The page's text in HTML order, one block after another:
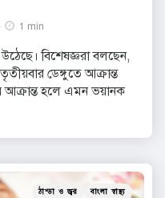
1 min
উঠেছে। বিশেষজ্ঞরা বলছেন,
ডেঙ্গুতে আক্রান্ত
আক্রান্ত হলে এমন ভয়ানক
Categories
Posted
ঠান্ডা ও জ্বর বাংলা স্বাস্থ্য